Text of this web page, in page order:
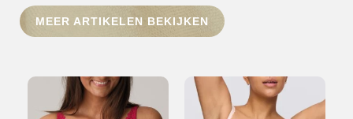
SHOP
OVER ONS
MEER ARTIKELEN BEKIJKEN